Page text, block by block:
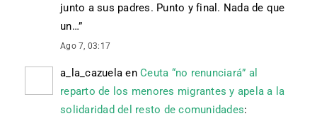
junto a sus padres. Punto y final. Nada de que
un…”
Ago 7, 03:17
a_la_cazuela en Ceuta “no renunciará” al
reparto de los menores migrantes y apela a la
solidaridad del resto de comunidades: